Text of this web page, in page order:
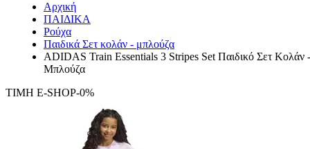
Αρχική
ΠΑΙΔΙΚΑ
Ρούχα
Παιδικά Σετ κολάν - μπλούζα
ADIDAS Train Essentials 3 Stripes Set Παιδικό Σετ Κολάν -
Μπλούζα
ΤΙΜΗ E-SHOP-0%